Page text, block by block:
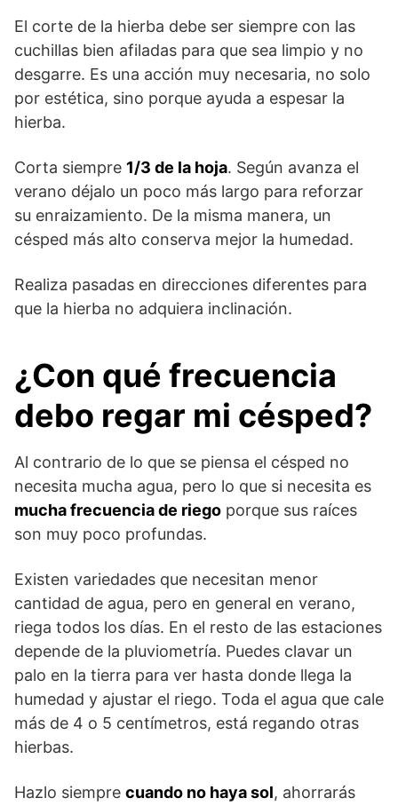
El corte de la hierba debe ser siempre con las
cuchillas bien afiladas para que sea limpio y no
desgarre. Es una acción muy necesaria, no solo
por estética, sino porque ayuda a espesar la
hierba.
Corta siempre 1/3 de la hoja. Según avanza el
verano déjalo un poco más largo para reforzar
su enraizamiento. De la misma manera, un
césped más alto conserva mejor la humedad.
Realiza pasadas en direcciones diferentes para
que la hierba no adquiera inclinación.
¿Con qué frecuencia
debo regar mi césped?
Al contrario de lo que se piensa el césped no
necesita mucha agua, pero lo que si necesita es
mucha frecuencia de riego porque sus raíces
son muy poco profundas.
Existen variedades que necesitan menor
cantidad de agua, pero en general en verano,
riega todos los días. En el resto de las estaciones
depende de la pluviometría. Puedes clavar un
palo en la tierra para ver hasta donde llega la
humedad y ajustar el riego. Toda el agua que cale
más de 4 o 5 centímetros, está regando otras
hierbas.
Hazlo siempre cuando no haya sol, ahorrarás